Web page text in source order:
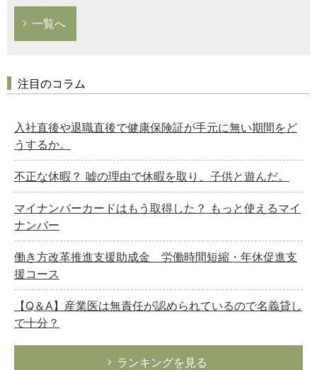
一覧へ
注目のコラム
入社直後や退職直後で健康保険証が手元に無い期間をど
うするか。
不正な休暇？ 嘘の理由で休暇を取り、子供と遊んだ。
マイナンバーカードはもう取得した？ もっと使えるマイ
ナンバー
働き方改革推進支援助成金 労働時間短縮・年休促進支
援コース
【Q＆A】産業医は無責任が認められているので名義貸し
で十分？
ランキングを見る